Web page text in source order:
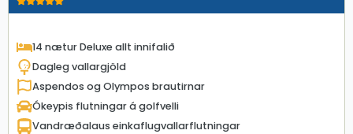
14 nætur Deluxe allt innifalið
Dagleg vallargjöld
Aspendos og Olympos brautirnar
Ókeypis flutningar á golfvelli
Vandræðalaus einkaflugvallarflutningar